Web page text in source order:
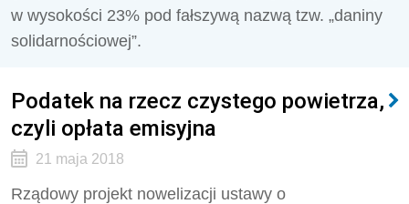
w wysokości 23% pod fałszywą nazwą tzw. „daniny
solidarnościowej”.
Podatek na rzecz czystego powietrza,
czyli opłata emisyjna
21 maja 2018
Rządowy projekt nowelizacji ustawy o